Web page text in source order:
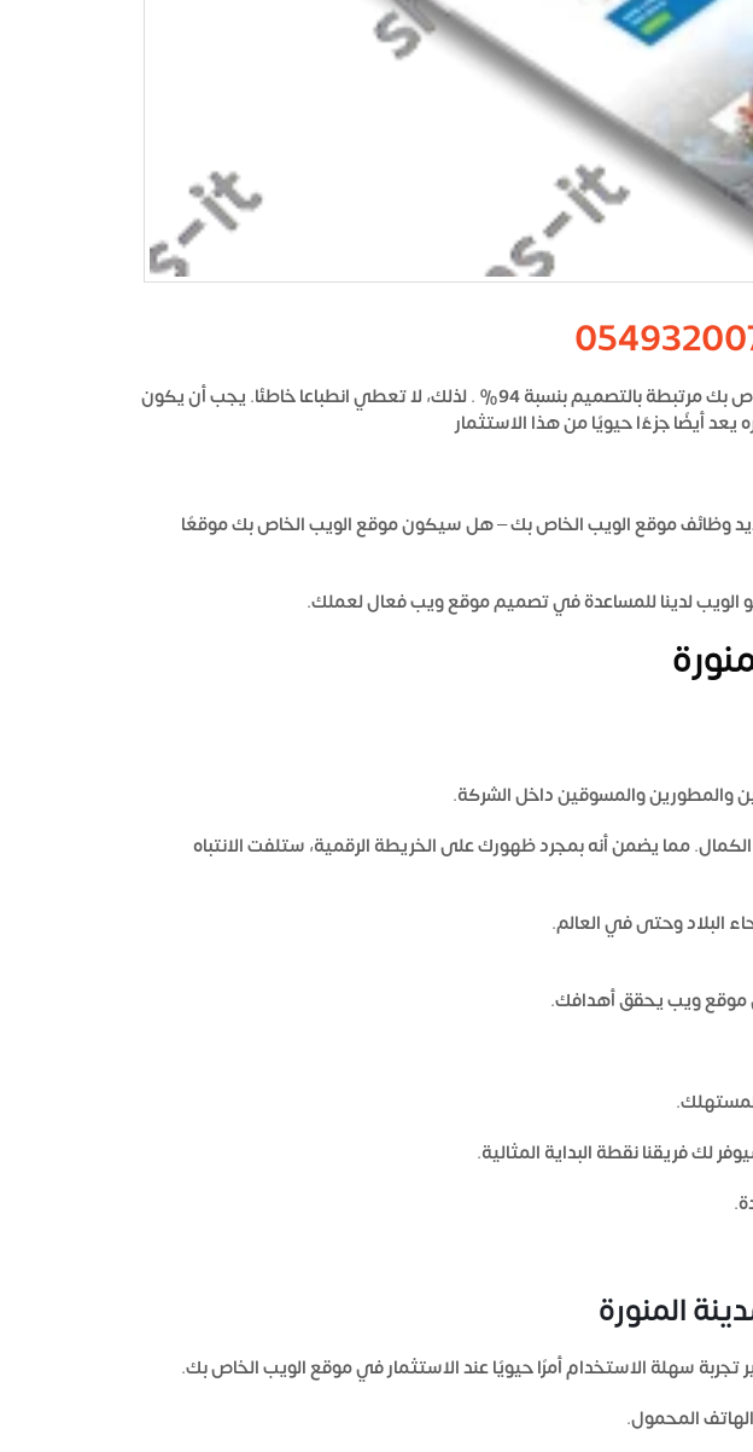
هل تعلم أن الانطباعات الأولى عن موقع الويب الخاص بك مرتبطة بالتصميم بنسبة 94% . لذلك، لا تعطي انطباعا خاطئا. يجب أن يكون
أيضًا جزءًا حيويًا من هذا الاستثمار
وظائف موقع الويب الخاص بك – هل سيكون موقع الويب الخاص بك موقعًا
لدينا للمساعدة في تصميم موقع ويب فعال لعملك.
والمطورين والمسوقين داخل الشركة.
مما يضمن أنه بمجرد ظهورك على الخريطة الرقمية، ستلفت الانتباه
البلاد وحتى في العالم.
موقع ويب يحقق أهدافك.
لك فريقنا نقطة البداية المثالية.
المنورة
سهلة الاستخدام أمرًا حيويًا عند الاستثمار في موقع الويب الخاص بك.
المحمول.